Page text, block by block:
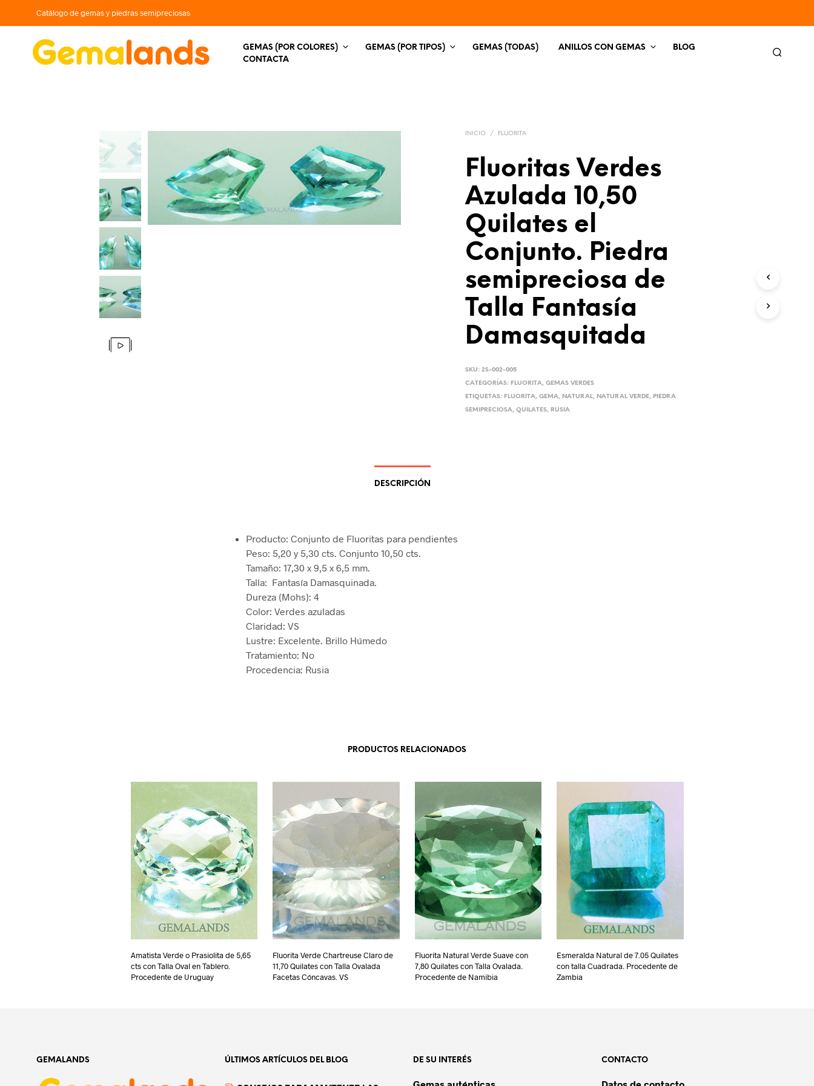
Catálogo de gemas y piedras semipreciosas
GEMAS (POR COLORES) GEMAS (POR TIPOS) GEMAS (TODAS) ANILLOS CON GEMAS
BLOG
CONTACTA
INICIO / FLUORITA
Fluoritas Verdes
Azulada 10,50
Quilates el
Conjunto. Piedra
semipreciosa de
Talla Fantasía
Damasquitada
SKU:2S-002-005
CATEGORÍAS: FLUORITA,GEMAS VERDES
ETIQUETAS: FLUORITA,GEMA, NATURAL, NATURAL VERDE, PIEDRA
SEMIPRECIOSA,QUILATES, RUSIA
DESCRIPCIÓN
Producto: Conjunto de Fluoritas para pendientes
Peso: 5,20 y 5,30 cts. Conjunto 10,50 cts.
Tamaño: 17,30 x 9,5 x 6,5 mm.
Talla: Fantasía Damasquinada.
Dureza (Mohs): 4
Color: Verdes azuladas
Claridad: VS
Lustre: Excelente. Brillo Húmedo
Tratamiento: No
Procedencia: Rusia
PRODUCTOS RELACIONADOS
Amatista Verde o Prasiolita de 5,65
cts con Talla Oval en Tablero.
Procedente de Uruguay
Fluorita Verde Chartreuse Claro de
11,70 Quilates con Talla Ovalada
Facetas Cóncavas. VS
Fluorita Natural Verde Suave con
7,80 Quilates con Talla Ovalada.
Procedente de Namibia
Esmeralda Natural de 7.05 Quilates
con talla Cuadrada. Procedente de
Zambia
GEMALANDS ÚLTIMOS ARTÍCULOS DEL BLOG DE SU INTERÉS CONTACTO